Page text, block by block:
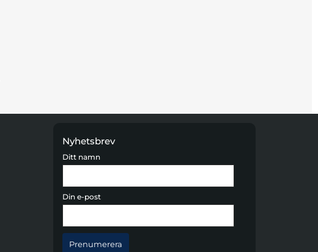
Nyhetsbrev
Ditt namn
Din e-post